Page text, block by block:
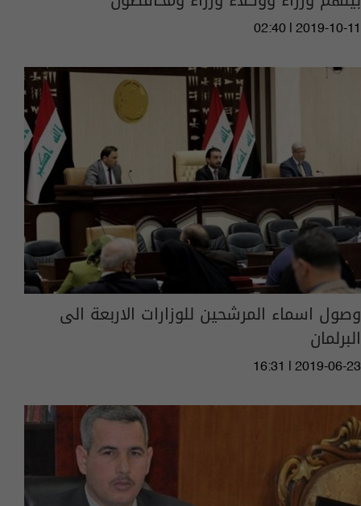
02:40 | 2019-10-11
وصول اسماء المرشحين للوزارات الاربعة الى
البرلمان
16:31 | 2019-06-23